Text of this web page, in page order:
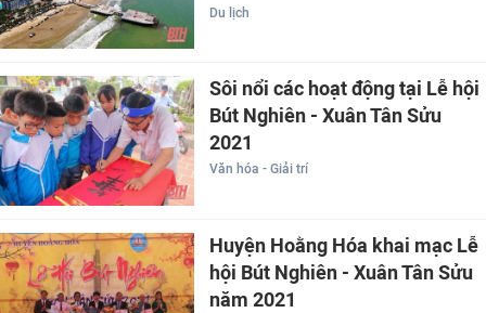
Du lịch
Sôi nổi các hoạt động tại Lễ hội
Bút Nghiên - Xuân Tân Sửu
2021
Văn hóa - Giải trí
Huyện Hoằng Hóa khai mạc Lễ
hội Bút Nghiên - Xuân Tân Sửu
năm 2021